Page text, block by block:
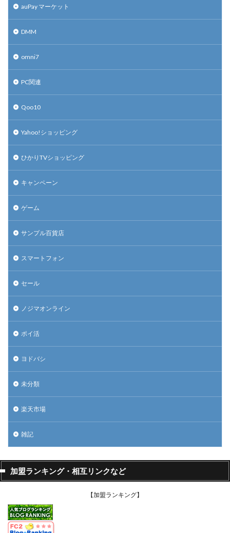
auPay マーケット
DMM
omni7
PC関連
Qoo10
Yahoo!ショッピング
ひかりTVショッピング
キャンペーン
ゲーム
サンプル百貨店
スマートフォン
セール
ノジマオンライン
ポイ活
ヨドバシ
未分類
楽天市場
雑記
加盟ランキング・相互リンクなど
【加盟ランキング】